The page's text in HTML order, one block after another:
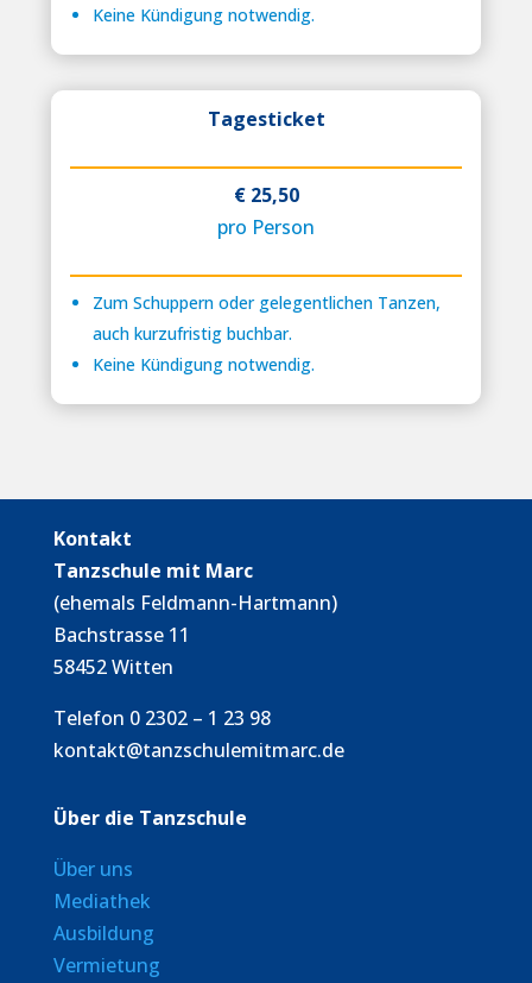
Keine Kündigung notwendig.
Tagesticket
€ 25,50
pro Person
Zum Schuppern oder gelegentlichen Tanzen,
auch kurzufristig buchbar.
Keine Kündigung notwendig.
Kontakt
Tanzschule mit Marc
(ehemals Feldmann-Hartmann)
Bachstrasse 11
58452 Witten
Telefon 0 2302 – 1 23 98
kontakt@tanzschulemitmarc.de
Über die Tanzschule
Über uns
Mediathek
Ausbildung
Vermietung